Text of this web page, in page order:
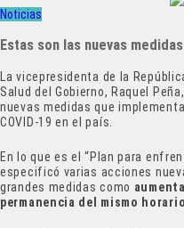
Noticias
Estas son las nuevas
La vicepresidenta de la
Salud del Gobierno, Raquel
nuevas medidas que
COVID-19 en el país.
En lo que es el “Plan para
especificó varias acciones
grandes medidas como
permanencia del mismo